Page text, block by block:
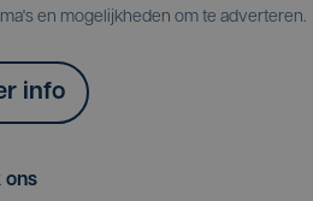
en mogelijkheden om te adverteren.
info
ons